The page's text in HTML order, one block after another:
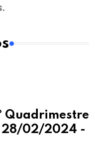
Quadrimestre
28/02/2024 -